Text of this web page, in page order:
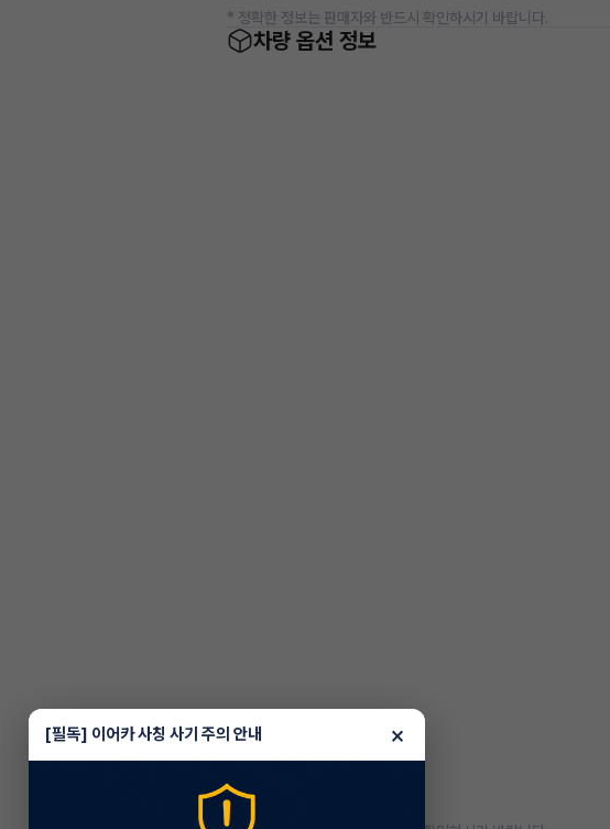
* 정확한 정보는 판매자와 반드시 확인하시기 바랍니다.
차량 옵션 정보
[필독] 이어카 사칭 사기 주의 안내 ×